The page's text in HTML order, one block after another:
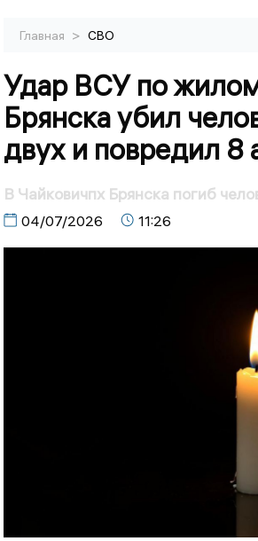
Главная > СВО
Удар ВСУ по
Брянска убил
двух и повредил 8
В Чайковичпх Брянска погиб
04/07/2026 11:26